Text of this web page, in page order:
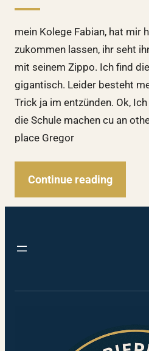
mein Kolege Fabian, hat mir
zukommen lassen, ihr seht
mit seinem Zippo. Ich find
gigantisch. Leider besteht
Trick ja im entzünden. Ok,
die Schule machen cu an
place Gregor
Continue reading